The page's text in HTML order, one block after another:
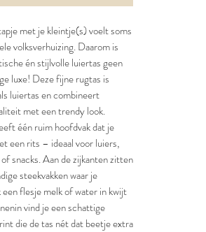
met je kleintje(s) voelt soms
volksverhuizing. Daarom is
én stijlvolle luiertas geen
luxe! Deze fijne rugtas is
luiertas en combineert
met een trendy look.
één ruim hoofdvak dat je
een rits – ideaal voor luiers,
snacks. Aan de zijkanten zitten
steekvakken waar je
een flesje melk of water in kwijt
vind je een schattige
die de tas nét dat beetje extra